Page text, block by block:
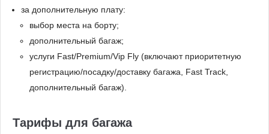
за дополнительную плату:
выбор места на борту;
дополнительный багаж;
услуги Fast/Premium/Vip Fly (включают приоритетную
регистрацию/посадку/доставку багажа, Fast Track,
дополнительный багаж).
Тарифы для багажа